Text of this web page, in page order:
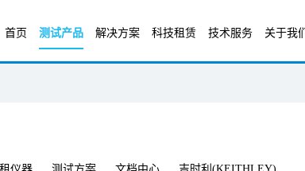
首页 测试产品 解决方案 科技租赁 技术服务 关于我们